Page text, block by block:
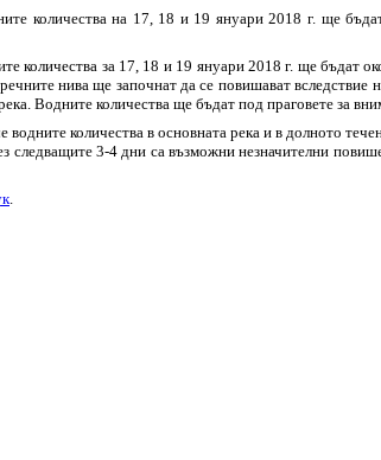
количества на 17, 18 и 19 януари 2018 г. ще
количества за 17, 18 и 19 януари 2018 г. ще бъдат
нива ще започнат да се повишават
Водните количества ще бъдат под праговете за
водните количества в основната река и в долното
следващите 3-4 дни са възможни незначителни